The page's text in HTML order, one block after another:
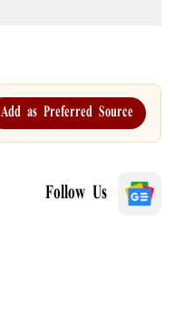
Add as Preferred Source
Follow Us